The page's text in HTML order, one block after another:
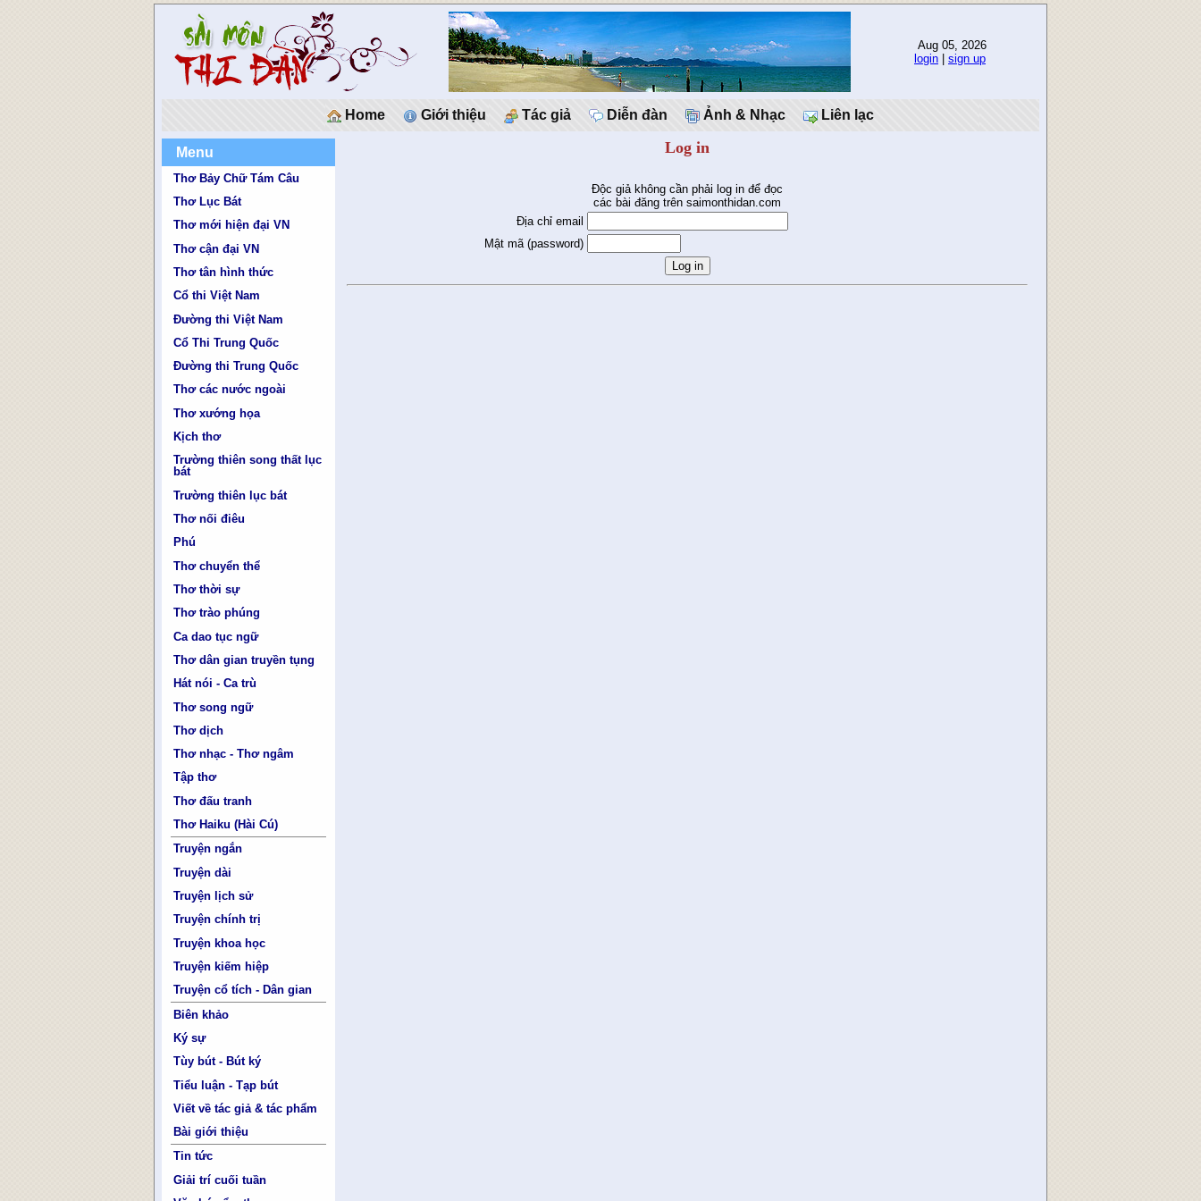
Aug 05, 2026
login
sign up
Home Giới thiệu Tác giả Diễn đàn Ảnh & Nhạc Liên lạc
Menu
Thơ Bảy Chữ Tám Câu
Thơ Lục Bát
Thơ mới hiện đại VN
Thơ cận đại VN
Thơ tân hình thức
Cổ thi Việt Nam
Đường thi Việt Nam
Cổ Thi Trung Quốc
Đường thi Trung Quốc
Thơ các nước ngoài
Thơ xướng họa
Kịch thơ
Trường thiên song thất lục
bát
Trường thiên lục bát
Thơ nối điêu
Phú
Thơ chuyển thể
Thơ thời sự
Thơ trào phúng
Ca dao tục ngữ
Thơ dân gian truyền tụng
Hát nói - Ca trù
Thơ song ngữ
Thơ dịch
Thơ nhạc - Thơ ngâm
Tập thơ
Thơ đấu tranh
Thơ Haiku (Hài Cú)
Truyện ngắn
Truyện dài
Truyện lịch sử
Truyện chính trị
Truyện khoa học
Truyện kiếm hiệp
Truyện cổ tích - Dân gian
Biên khảo
Ký sự
Tùy bút - Bút ký
Tiểu luận - Tạp bút
Viết về tác giả & tác phẩm
Bài giới thiệu
Tin tức
Giải trí cuối tuần
Log in
Độc giả không cần phải log in để đọc
các bài đăng trên saimonthidan.com
Địa chỉ email
Mật mã (password)